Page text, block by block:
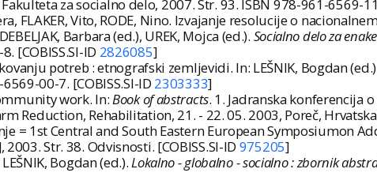
za socialno delo, 2007. Str. 93. ISBN 978-961-6569-
FLAKER, Vito, RODE, Nino. Izvajanje resolucije o
Barbara (ed.), UREK, Mojca (ed.). Socialno delo za
[COBISS.SI-ID 2826085]
potreb : etnografski zemljevidi. In: LEŠNIK, Bogdan
00-7. [COBISS.SI-ID 2303333]
work. In:Book of abstracts. 1. Jadranska konferencija
Reduction, Rehabilitation, 21. - 22. 05. 2003, Poreč,
= 1st Central and South Eastern European Symposiumon
Str. 38. Odvisnosti. [COBISS.SI-ID 975205]
Bogdan (ed.).Lokalno - globalno - socialno : zbornik